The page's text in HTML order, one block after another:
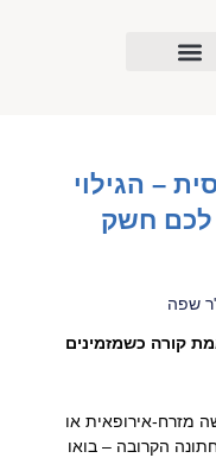
– הגילוי
לכם חשק
שפה
קורה כשמזמינים
מזרח-אירופאית או
הקרובה – בואו